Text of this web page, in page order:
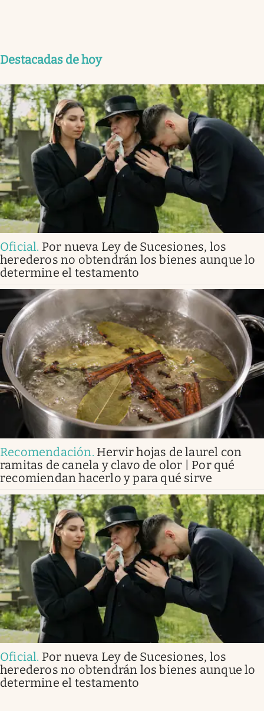
Destacadas de hoy
Oficial. Por nueva Ley de Sucesiones, los
herederos no obtendrán los bienes aunque lo
determine el testamento
Recomendación. Hervir hojas de laurel con
ramitas de canela y clavo de olor | Por qué
recomiendan hacerlo y para qué sirve
Oficial. Por nueva Ley de Sucesiones, los
herederos no obtendrán los bienes aunque lo
determine el testamento